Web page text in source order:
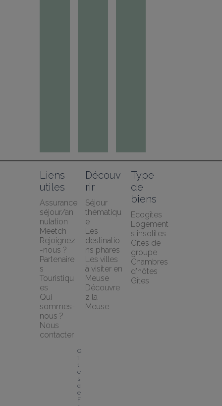
Liens
utiles
Assurance
séjour/an
nulation
Meetch
Rejoignez
-nous ?
Partenaire
s
Touristiqu
es
Qui
sommes-
nous ?
Nous
contacter
Découv
rir
Séjour
thématiqu
e
Les
destinatio
ns phares
Les villes
à visiter en
Meuse
Découvre
z la
Meuse
Type
de
biens
Ecogîtes
Logement
s insolites
Gîtes de
groupe
Chambres
d'hôtes
Gîtes
G
î
t
e
s
d
e
F